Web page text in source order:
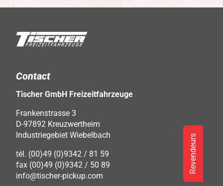
Contact
Tischer GmbH Freizeitfahrzeuge
Frankenstrasse 3
D-97892 Kreuzwertheim
Industriegebiet Wiebelbach
tél. (00)49 (0)9342 / 81 59
fax (00)49 (0)9342 / 50 89
info@tischer-pickup.com
Revendeurs